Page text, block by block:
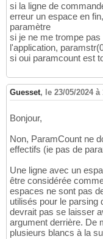
si la ligne de
erreur un espace en
paramètre
si je ne me trompe
l'application,
si oui paramcount est
Guesset, le 23/05/2024 à
Bonjour,
Non, ParamCount ne
effectifs (ie pas de
Une ligne avec un
être considérée
espaces ne sont pas
utilisés pour le parsing
devrait pas se laisser
argument derrière. De
plusieurs blancs à la